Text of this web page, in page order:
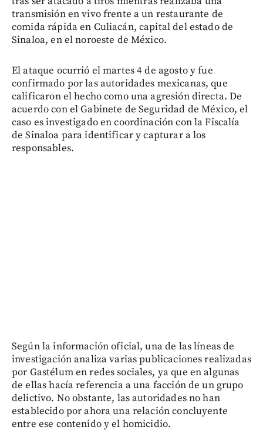
transmisión en vivo frente a un restaurante de
comida rápida en Culiacán, capital del estado de
Sinaloa, en el noroeste de México.
El ataque ocurrió el martes 4 de agosto y fue
confirmado por las autoridades mexicanas, que
calificaron el hecho como una agresión directa. De
acuerdo con el Gabinete de Seguridad de México, el
caso es investigado en coordinación con la Fiscalía
de Sinaloa para identificar y capturar a los
responsables.
Según la información oficial, una de las líneas de
investigación analiza varias publicaciones realizadas
por Gastélum en redes sociales, ya que en algunas
de ellas hacía referencia a una facción de un grupo
delictivo. No obstante, las autoridades no han
establecido por ahora una relación concluyente
entre ese contenido y el homicidio.